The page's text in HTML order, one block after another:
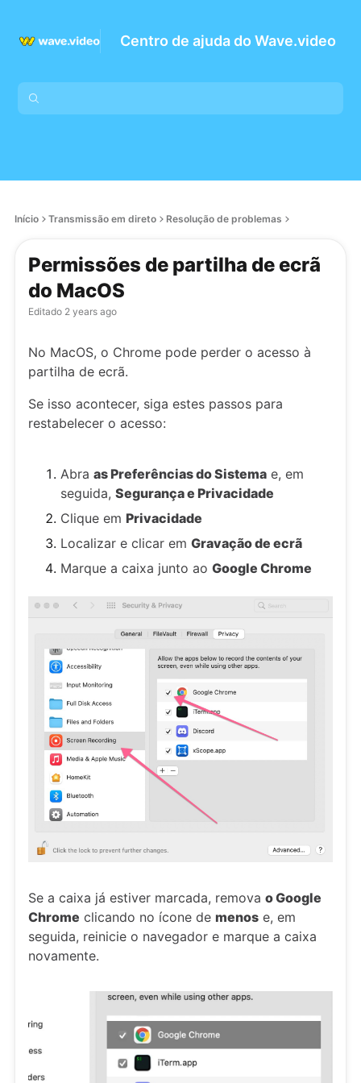
Centro de ajuda do Wave.video
Início Transmissão em direto Resolução de problemas
Permissões de partilha de ecrã
do MacOS
Editado 2 years ago
No MacOS, o Chrome pode perder o acesso à
partilha de ecrã.
Se isso acontecer, siga estes passos para
restabelecer o acesso:
Abra as Preferências do Sistema e, em
seguida, Segurança e Privacidade
Clique em Privacidade
Localizar e clicar em Gravação de ecrã
Marque a caixa junto ao Google Chrome
Se a caixa já estiver marcada, remova o Google
Chrome clicando no ícone de menos e, em
seguida, reinicie o navegador e marque a caixa
novamente.